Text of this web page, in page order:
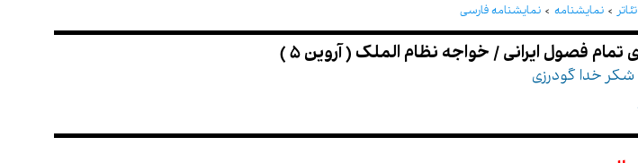
تئاتر نمایشنامه نمایشنامه فارسی
مردی برای تمام فصول ایرانی / خواجه نظام الملک ( آروین 5 )
شکر خدا گودرزی